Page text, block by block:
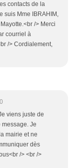
contacts de la
suis Mme IBRAHIM,
/> Merci
courriel à
/> Cordialement,
viens juste de
Je
mairie et ne
dès
/> <br />